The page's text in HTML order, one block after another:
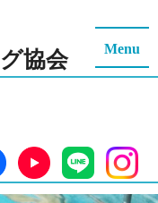
協会 Menu